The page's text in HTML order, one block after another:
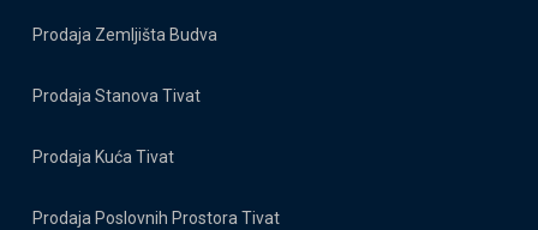
Prodaja Zemljišta Budva
Prodaja Stanova Tivat
Prodaja Kuća Tivat
Prodaja Poslovnih Prostora Tivat